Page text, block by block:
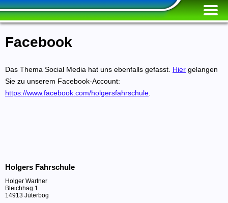
Facebook
Das Thema Social Media hat uns ebenfalls gefasst. Hier gelangen
Sie zu unserem Facebook-Account:
https://www.facebook.com/holgersfahrschule
Holgers Fahrschule
Holger Wartner
Bleichhag 1
14913 Jüterbog